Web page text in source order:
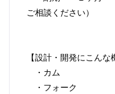
ご相談ください）
【設計・開発にこん
・カム
・フォーク